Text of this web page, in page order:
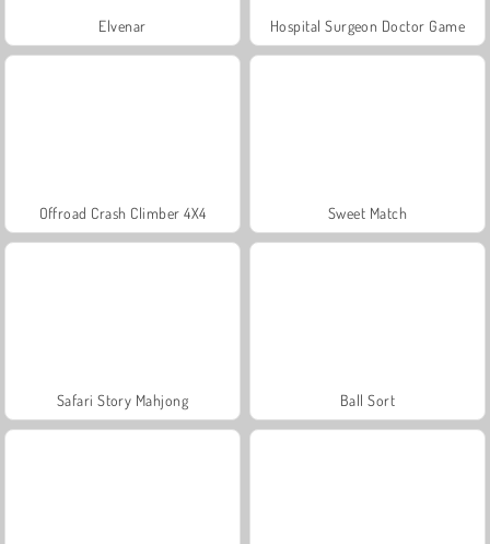
Elvenar Hospital Surgeon Doctor Game
Offroad Crash Climber 4X4 Sweet Match
Safari Story Mahjong Ball Sort